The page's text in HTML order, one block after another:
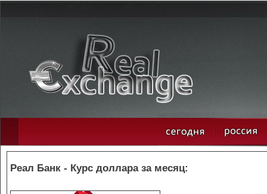
Реал Банк - Курс доллара за месяц: